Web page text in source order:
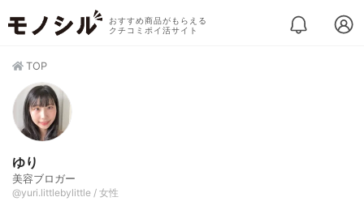
おすすめ商品がもらえる
クチコミポイ活サイト
TOP
ゆり
美容ブロガー
@yuri.littlebylittle / 女性